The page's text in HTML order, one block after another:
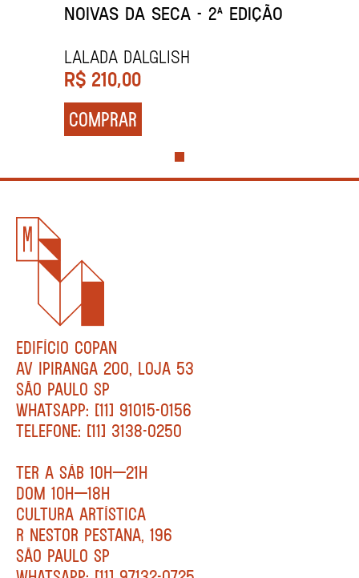
NOIVAS DA SECA - 2ª EDIÇÃO
LALADA DALGLISH
R$ 210,00
COMPRAR
EDIFÍCIO COPAN
AV IPIRANGA 200, LOJA 53
SÃO PAULO SP
WHATSAPP: [11] 91015-0156
TELEFONE: [11] 3138-0250
TER A SÁB 10H—21H
DOM 10H—18H
CULTURA ARTÍSTICA
R NESTOR PESTANA, 196
SÃO PAULO SP